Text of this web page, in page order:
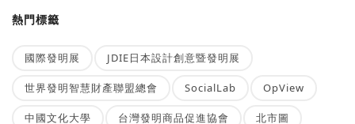
熱門標籤
國際發明展 JDIE日本設計創意暨發明展
世界發明智慧財產聯盟總會 SocialLab OpView
中國文化大學 台灣發明商品促進協會 北市圖